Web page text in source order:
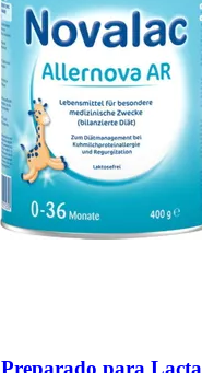
Preparado para